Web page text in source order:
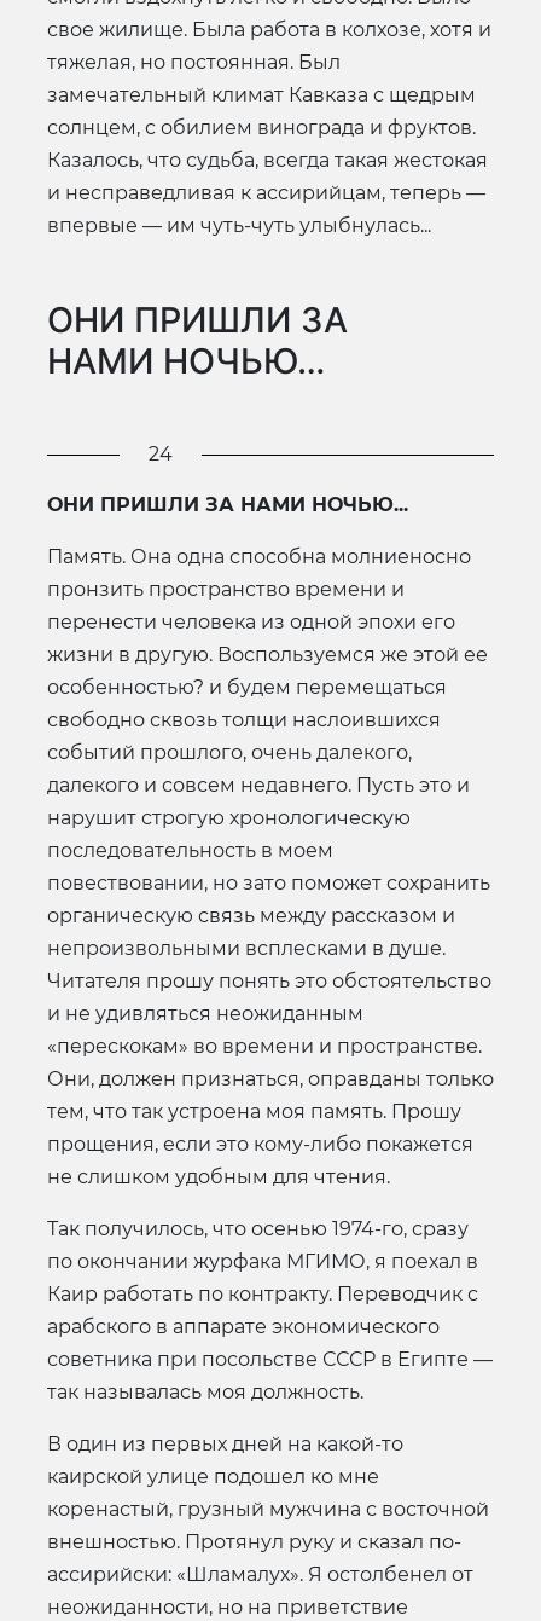
свое жилище. Была работа в колхозе, хотя и
тяжелая, но постоянная. Был
замечательный климат Кавказа с щедрым
солнцем, с обилием винограда и фруктов.
Казалось, что судьба, всегда такая жестокая
и несправедливая к ассирийцам, теперь —
впервые — им чуть-чуть улыбнулась...
ОНИ ПРИШЛИ ЗА
НАМИ НОЧЬЮ…
24
ОНИ ПРИШЛИ ЗА НАМИ НОЧЬЮ...
Память. Она одна способна молниеносно
пронзить пространство времени и
перенести человека из одной эпохи его
жизни в другую. Воспользуемся же этой ее
особенностью? и будем перемещаться
свободно сквозь толщи наслоившихся
событий прошлого, очень далекого,
далекого и совсем недавнего. Пусть это и
нарушит строгую хронологическую
последовательность в моем
повествовании, но зато поможет сохранить
органическую связь между рассказом и
непроизвольными всплесками в душе.
Читателя прошу понять это обстоятельство
и не удивляться неожиданным
«перескокам» во времени и пространстве.
Они, должен признаться, оправданы только
тем, что так устроена моя память. Прошу
прощения, если это кому-либо покажется
не слишком удобным для чтения.
Так получилось, что осенью 1974-го, сразу
по окончании журфака МГИМО, я поехал в
Каир работать по контракту. Переводчик с
арабского в аппарате экономического
советника при посольстве СССР в Египте —
так называлась моя должность.
В один из первых дней на какой-то
каирской улице подошел ко мне
коренастый, грузный мужчина с восточной
внешностью. Протянул руку и сказал по-
ассирийски: «Шламалух». Я остолбенел от
неожиданности, но на приветствие